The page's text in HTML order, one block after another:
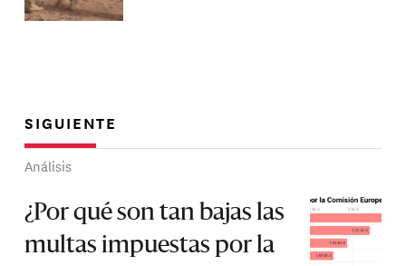
SIGUIENTE
Análisis
¿Por qué son tan bajas las
multas impuestas por la